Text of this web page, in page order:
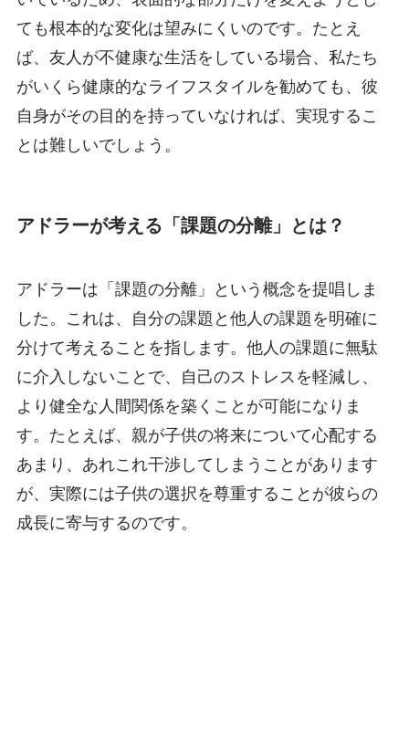
ても根本的な変化は望みにくいのです。たとえ
ば、友人が不健康な生活をしている場合、私たち
がいくら健康的なライフスタイルを勧めても、彼
自身がその目的を持っていなければ、実現するこ
とは難しいでしょう。
アドラーが考える「課題の分離」とは？
アドラーは「課題の分離」という概念を提唱しま
した。これは、自分の課題と他人の課題を明確に
分けて考えることを指します。他人の課題に無駄
に介入しないことで、自己のストレスを軽減し、
より健全な人間関係を築くことが可能になりま
す。たとえば、親が子供の将来について心配する
あまり、あれこれ干渉してしまうことがあります
が、実際には子供の選択を尊重することが彼らの
成長に寄与するのです。